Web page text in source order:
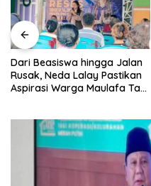
Dari Beasiswa hingga Jalan
Rusak, Neda Lalay Pastikan
Aspirasi Warga Maulafa Tak